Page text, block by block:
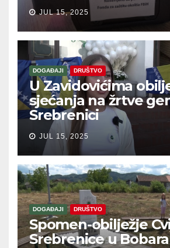
JUL 15, 2025
DOGAĐAJI DRUŠTVO
U Zavidovićima
sjećanja na žrtve
Srebrenici
JUL 15, 2025
DOGAĐAJI DRUŠTVO
Spomen-obilježje
Srebrenice u